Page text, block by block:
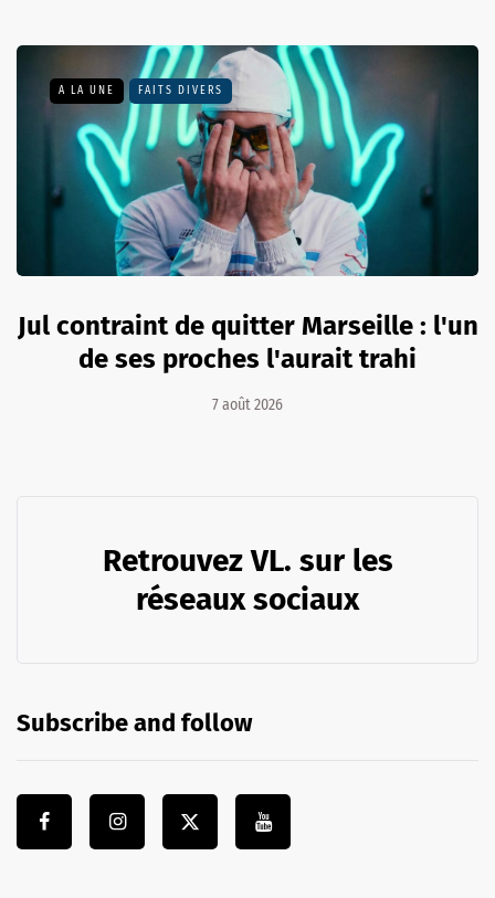
A LA UNE FAITS DIVERS
Jul contraint de quitter Marseille : l'un
de ses proches l'aurait trahi
7 août 2026
Retrouvez VL. sur les
réseaux sociaux
Subscribe and follow